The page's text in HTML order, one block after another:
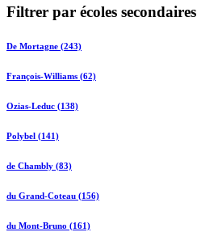
Filtrer par écoles secondaires
De Mortagne (243)
François-Williams (62)
Ozias-Leduc (138)
Polybel (141)
de Chambly (83)
du Grand-Coteau (156)
du Mont-Bruno (161)